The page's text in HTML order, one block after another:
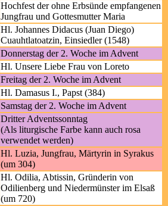
Hochfest der ohne Erbsünde empfangenen
Jungfrau und Gottesmutter Maria
Hl. Johannes Didacus (Juan Diego)
Cuauhtlatoatzin, Einsiedler (1548)
Donnerstag der 2. Woche im Advent
Hl. Unsere Liebe Frau von Loreto
Freitag der 2. Woche im Advent
Hl. Damasus I., Papst (384)
Samstag der 2. Woche im Advent
Dritter Adventssonntag
(Als liturgische Farbe kann auch rosa
verwendet werden)
Hl. Luzia, Jungfrau, Märtyrin in Syrakus
(um 304)
Hl. Odilia, Abtissin, Gründerin von
Odilienberg und Niedermünster im Elsaß
(um 720)